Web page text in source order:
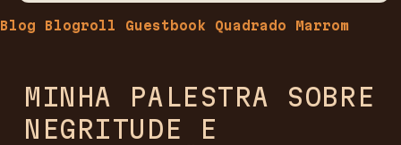
Blog Blogroll Guestbook Quadrado Marrom
MINHA PALESTRA SOBRE
NEGRITUDE E